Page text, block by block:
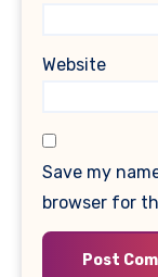
Website
Save my
browser for